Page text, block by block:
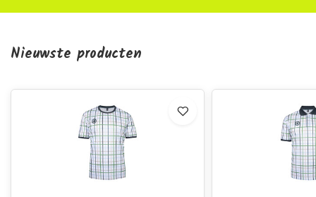
Nieuwste producten